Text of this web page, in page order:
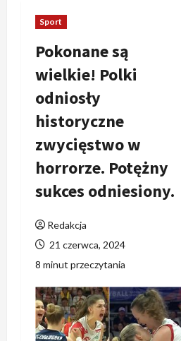
Sport
Pokonane są
wielkie! Polki
odniosły
historyczne
zwycięstwo w
horrorze. Potężny
sukces odniesiony.
Redakcja
21 czerwca, 2024
8 minut przeczytania